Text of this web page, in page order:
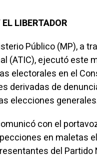
LIBERTADOR
Público (MP), a
(ATIC), ejecutó este
electorales en el
derivadas de
elecciones
con el
en maletas
del